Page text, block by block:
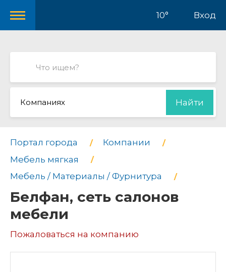
10° Вход
Компаниях Найти
Портал города
Компании
Мебель мягкая
Мебель / Материалы / Фурнитура
Белфан, сеть салонов
мебели
Пожаловаться на компанию